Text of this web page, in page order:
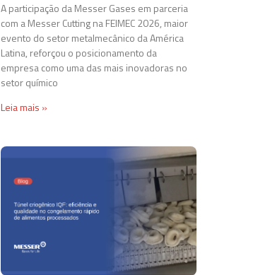
A participação da Messer Gases em parceria
com a Messer Cutting na FEIMEC 2026, maior
evento do setor metalmecânico da América
Latina, reforçou o posicionamento da
empresa como uma das mais inovadoras no
setor químico
Leia mais »